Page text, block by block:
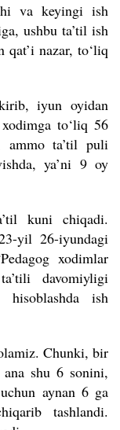
va keyingi ish
ushbu ta’til ish
nazar, to‘liq
iyun oyidan
to‘liq 56
ammo ta’til puli
ya’ni 9 oy
kuni chiqadi.
yil 26-iyundagi
xodimlar
davomiyligi
hisoblashda ish
Chunki, bir
shu 6 sonini,
aynan 6 ga
tashlandi.